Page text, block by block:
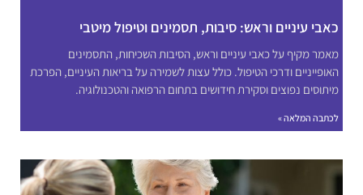
כאבי עיניים וראש: סיבות, תסמינים וטיפול מיטבי
מאמר מקיף על כאבי עיניים וראש, הסיבות השכיחות, התסמינים
האופייניים ודרכי הטיפול. כולל עצות לשמירה על בריאות העיניים, הפרכת
מיתוסים נפוצים וסקירת חידושים בתחום הרפואה והטכנולוגיה.
לכתבה המלאה »